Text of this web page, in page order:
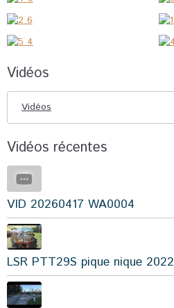
Vidéos
Vidéos
Vidéos récentes
VID 20260417 WA0004
LSR PTT29S pique nique 2022